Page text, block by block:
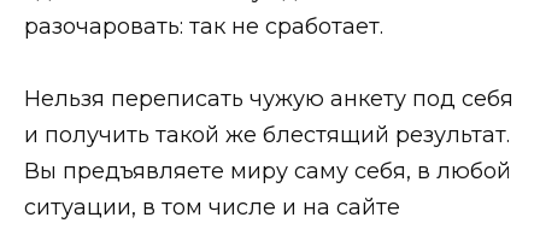
разочаровать: так не сработает.
Нельзя переписать чужую анкету под себя
и получить такой же блестящий результат.
Вы предъявляете миру саму себя, в любой
ситуации, в том числе и на сайте